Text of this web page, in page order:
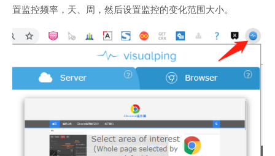
置监控频率，天、周，然后设置监控的变化范围大小。